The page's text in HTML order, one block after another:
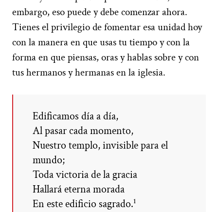
embargo, eso puede y debe comenzar ahora.
Tienes el privilegio de fomentar esa unidad hoy
con la manera en que usas tu tiempo y con la
forma en que piensas, oras y hablas sobre y con
tus hermanos y hermanas en la iglesia.
Edificamos día a día,
Al pasar cada momento,
Nuestro templo, invisible para el
mundo;
Toda victoria de la gracia
Hallará eterna morada
En este edificio sagrado.¹